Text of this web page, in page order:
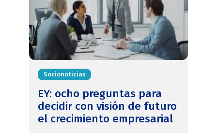
Socionoticias
EY: ocho preguntas para
decidir con visión de futuro
el crecimiento empresarial